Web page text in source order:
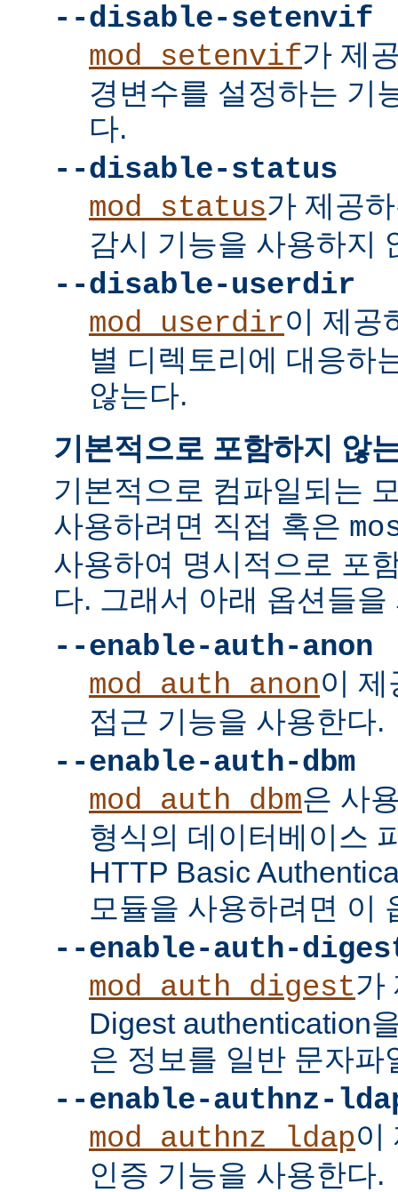
--disable-setenvif
mod_setenvif가 제
경변수를 설정하는 기
다.
--disable-status
mod_status가 제공
감시 기능을 사용하지
--disable-userdir
mod_userdir이 제공
별 디렉토리에 대응하
않는다.
기본적으로 포함하지 않
기본적으로 컴파일되는
사용하려면 직접 혹은
사용하여 명시적으로 포
다. 그래서 아래 옵션들을
--enable-auth-anon
mod_auth_anon이
접근 기능을 사용한다.
--enable-auth-dbm
mod_auth_dbm은 사
형식의 데이터베이스
HTTP Basic
모듈을 사용하려면 이
--enable-auth-
mod_auth_digest가
Digest authentication
은 정보를 일반 문자파
--enable-authnz-
mod_authnz_ldap이
인증 기능을 사용한다.